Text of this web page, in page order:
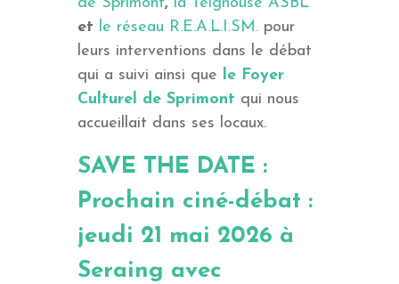
et le réseau R.E.A.L.I.SM. pour
leurs interventions dans le débat
qui a suivi ainsi que le Foyer
Culturel de Sprimont qui nous
accueillait dans ses locaux.
SAVE THE DATE :
Prochain ciné-débat :
jeudi 21 mai 2026 à
Seraing avec